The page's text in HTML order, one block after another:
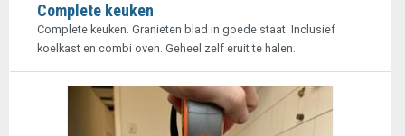
Complete keuken
Complete keuken. Granieten blad in goede staat. Inclusief
koelkast en combi oven. Geheel zelf eruit te halen.